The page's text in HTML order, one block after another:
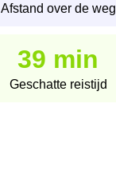
Afstand over de weg
39 min
Geschatte reistijd